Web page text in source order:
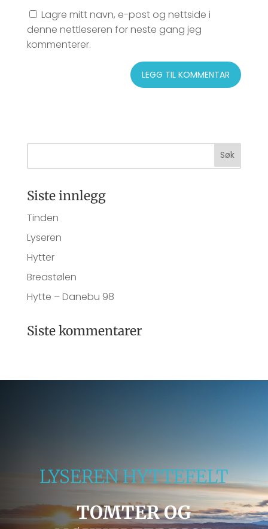
Lagre mitt navn, e-post og nettside i
denne nettleseren for neste gang jeg
kommenterer.
Siste innlegg
Tinden
Lyseren
Hytter
Breastølen
Hytte – Danebu 98
Siste kommentarer
LYSEREN HYTTEFELT
TOMTER OG